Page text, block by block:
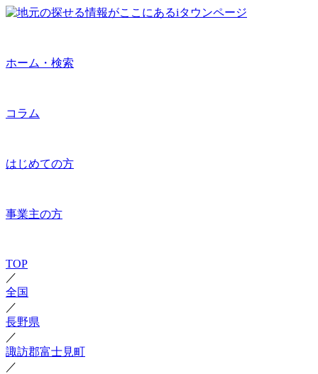
ホーム・検索
コラム
はじめての方
事業主の方
TOP
／
全国
／
長野県
／
諏訪郡富士見町
／